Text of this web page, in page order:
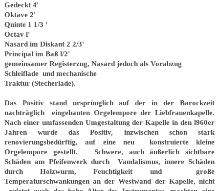
Gedeckt 4'
Oktave 2'
Quinte 1 1/3 '
Octav l'
Nasard im Diskant 2 2/3'
Principal im Baß l/2'
gemeinsamer Registerzug, Nasard jedoch als Vorabzug
Schleiflade und mechanische
Traktur (Stecherlade).
Das Positiv stand ursprünglich auf der in der Barockzeit
nachträglich eingebauten Orgelempore der Liebfrauenkapelle.
Nach einer umfassenden Umgestaltung der Kapelle in den l960er
Jahren wurde das Positiv, inzwischen schon stark
renovierungsbedürftig, auf eine neu konstruierte kleine
Orgelempore gestellt. Schwere, auch äußerlich sichtbare
Schäden am Pfeifenwerk durch Vandalismus, innere Schäden
durch Holzwurm, Feuchtigkeit und große
Temperaturschwankungen an der Westwand der Kapelle, nicht